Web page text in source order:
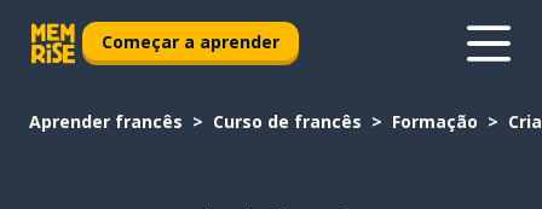
Começar a aprender
Aprender francês Curso de francês Formação